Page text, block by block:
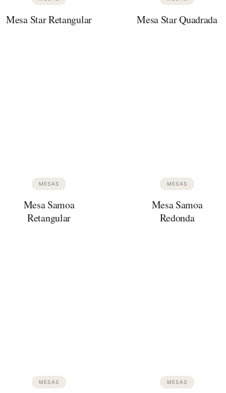
Mesa Star Retangular Mesa Star Quadrada
MESAS
Mesa Samoa
Retangular
MESAS
Mesa Samoa
Redonda
MESAS MESAS